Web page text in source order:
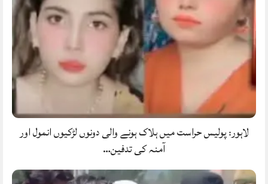
لاہور: پولیس حراست میں ہلاک ہونے والی دونوں لڑکیوں انمول اور
آمنہ کی تدفین…